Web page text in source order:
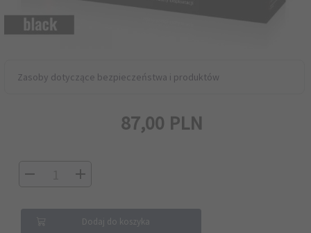
Zasoby dotyczące bezpieczeństwa i produktów
87,00 PLN
Dodaj do koszyka